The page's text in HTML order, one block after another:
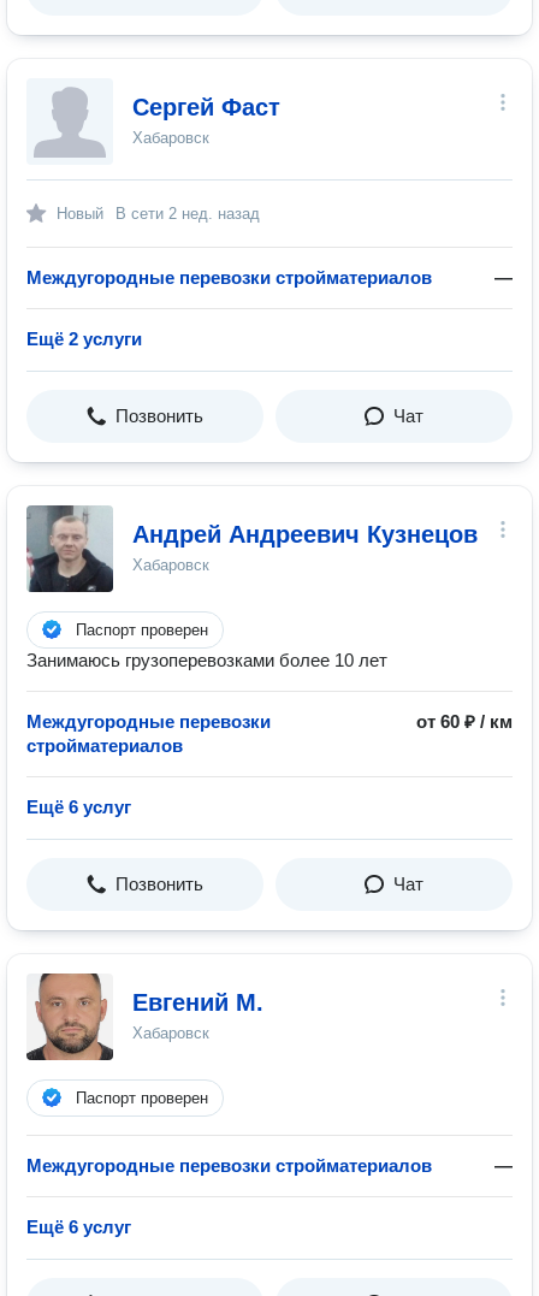
Сергей Фаст
Хабаровск
Новый В сети 2 нед. назад
Междугородные перевозки стройматериалов —
Ещё 2 услуги
Позвонить Чат
Андрей Андреевич Кузнецов
Хабаровск
Паспорт проверен
Занимаюсь грузоперевозками более 10 лет
Междугородные перевозки
стройматериалов
от 60 ₽ / км
Ещё 6 услуг
Позвонить Чат
Евгений М.
Хабаровск
Паспорт проверен
Междугородные перевозки стройматериалов —
Ещё 6 услуг